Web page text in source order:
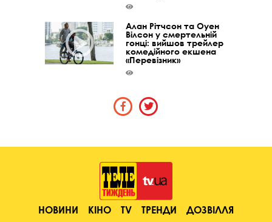
Алан Рітчсон та Оуен
Вілсон у смертельній
гонці: вийшов трейлер
комедійного екшена
«Перевізник»
НОВИНИ КІНО TV ТРЕНДИ
ДОЗВІЛЛЯ